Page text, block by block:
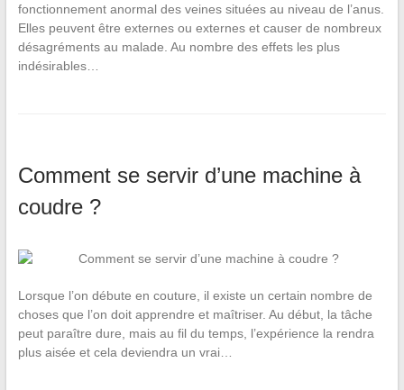
fonctionnement anormal des veines situées au niveau de l’anus.
Elles peuvent être externes ou externes et causer de nombreux
désagréments au malade. Au nombre des effets les plus
indésirables…
Comment se servir d’une machine à
coudre ?
Lorsque l’on débute en couture, il existe un certain nombre de
choses que l’on doit apprendre et maîtriser. Au début, la tâche
peut paraître dure, mais au fil du temps, l’expérience la rendra
plus aisée et cela deviendra un vrai…